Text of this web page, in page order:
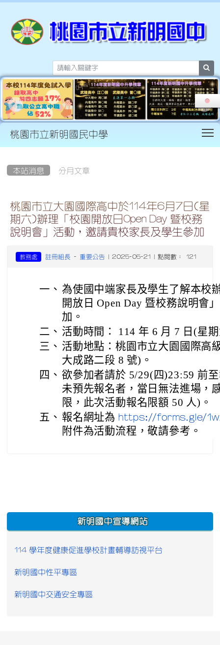
桃園市立新明國民中學
本站消息 分月文章
桃園市立大園國際高中於114年6月7日(星
期六)辦理「校園開放日Open Day 暨校務
說明會」活動，邀請貴校家長及學生參加
教務處 註冊組長 - 重要公告 | 2025-05-21 | 點閱數： 121
一、 為使國中端家長及學生了解本校
開放日 Open Day 暨校務說明會
加。
二、 活動時間： 114 年 6 月 7 日(星
三、 活動地點：桃園市立大園國際高
大成路二段 8 號)。
四、 欲參加者請於 5/29(四)23:59 前
未預先報名者，當日無法進場，
限，此次活動報名限額 50 人)。
五、 報名網址為 https://forms.gle/
附件為活動流程，敬請參考。
:::
新明國中宣導網站
114 學年度健康促進學校計畫輔導訪視平台
新明國中性平專區
新明國中交通安全專區